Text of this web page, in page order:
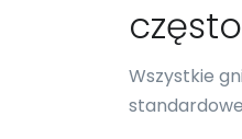
Wszystkie